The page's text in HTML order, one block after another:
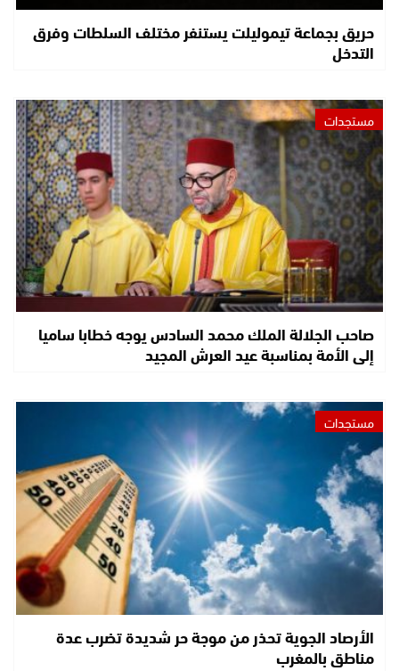
حريق بجماعة تيموليلت يستنفر مختلف السلطات وفرق
التدخل
مستجدات
صاحب الجلالة الملك محمد السادس يوجه خطابا ساميا
إلى الأمة بمناسبة عيد العرش المجيد
مستجدات
الأرصاد الجوية تحذر من موجة حر شديدة تضرب عدة
مناطق بالمغرب